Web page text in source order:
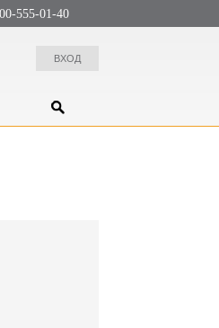
555-01-40
ВХОД